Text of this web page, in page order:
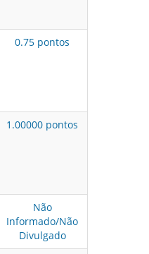
0.75 pontos
1.00000 pontos
Não
Informado/Não
Divulgado